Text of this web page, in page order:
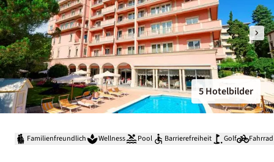
5 Hotelbilder
Familienfreundlich Wellness Pool Barrierefreiheit Golf Fahrrad